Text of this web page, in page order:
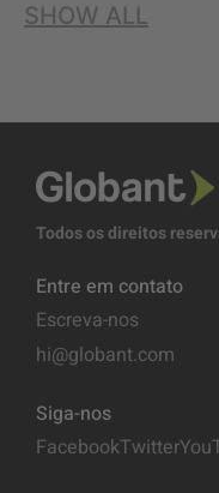
SHOW ALL
Todos os direitos
Entre em contato
Escreva-nos
hi@globant.com
Siga-nos
FacebookTwitter